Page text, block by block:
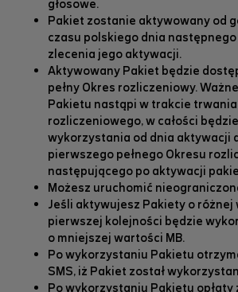
głosowe.
Pakiet zostanie aktywowany od
czasu polskiego dnia
zlecenia jego aktywacji.
Aktywowany Pakiet będzie
pełny Okres rozliczeniowy.
Pakietu nastąpi w trakcie
rozliczeniowego, w całości
wykorzystania od dnia aktywacji
pierwszego pełnego Okresu
następującego po aktywacji
Możesz uruchomić
Jeśli aktywujesz Pakiety o różnej
pierwszej kolejności będzie
o mniejszej wartości MB.
Po wykorzystaniu Pakietu
SMS, iż Pakiet został
Po wykorzystaniu Pakietu opłaty